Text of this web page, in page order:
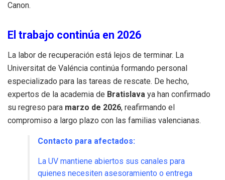
Canon.
El trabajo continúa en 2026
La labor de recuperación está lejos de terminar. La
Universitat de Valéncia continúa formando personal
especializado para las tareas de rescate. De hecho,
expertos de la academia de Bratislava ya han confirmado
su regreso para marzo de 2026, reafirmando el
compromiso a largo plazo con las familias valencianas.
Contacto para afectados:
La UV mantiene abiertos sus canales para
quienes necesiten asesoramiento o entrega